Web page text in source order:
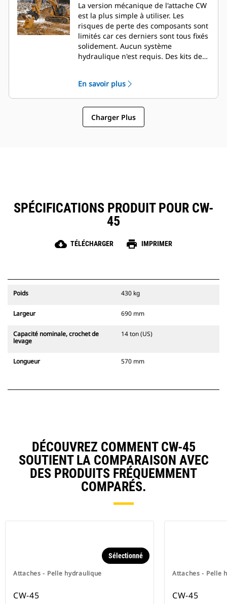
La version mécanique de l'attache CW
est la plus simple à utiliser. Les
risques de perte des composants sont
limités car ces derniers sont tous fixés
solidement. Aucun système
hydraulique n'est requis. Des kits de
version hydraulique à tout moment.
En savoir plus
Charger Plus
SPÉCIFICATIONS PRODUIT POUR CW-
45
cloud_download TÉLÉCHARGER print IMPRIMER
Poids 430 kg
Largeur 690 mm
Capacité nominale, crochet de
levage
14 ton (US)
Longueur 570 mm
DÉCOUVREZ COMMENT CW-45
SOUTIENT LA COMPARAISON AVEC
DES PRODUITS FRÉQUEMMENT
COMPARÉS.
Attaches - Pelle hydraulique
Sélectionné
CW-45
Attaches - Pelle
CW-45